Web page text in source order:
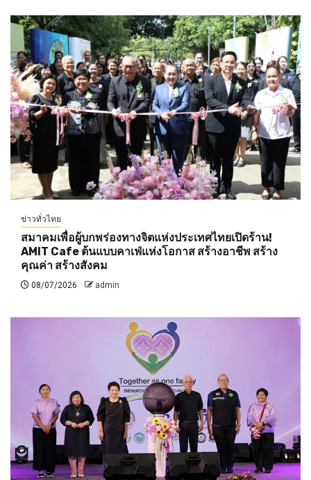
ข่าวทั่วไทย
สมาคมเพื่อผู้บกพร่องทางจิตแห่งประเทศไทยเปิดร้าน!
AMIT Cafe ต้นแบบคาเฟ่แห่งโอกาส สร้างอาชีพ สร้าง
คุณค่า สร้างสังคม
08/07/2026 admin